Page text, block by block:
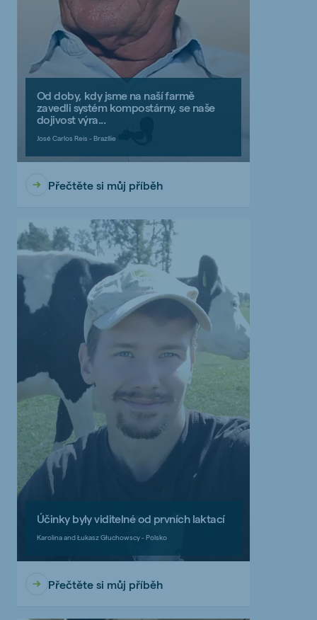
Od doby, kdy jsme na naší farmě
zavedli systém kompostárny, se naše
dojivost výra...
José Carlos Reis - Brazílie
Přečtěte si můj příběh
Účinky byly viditelné od prvních laktací
Karolina and Łukasz Głuchowscy - Polsko
Přečtěte si můj příběh